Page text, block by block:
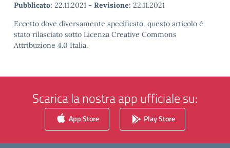
Pubblicato: 22.11.2021 - Revisione: 22.11.2021
Eccetto dove diversamente specificato, questo articolo è
stato rilasciato sotto Licenza Creative Commons
Attribuzione 4.0 Italia.
Scarica la nostra app ufficiale su:
App Store Play Store